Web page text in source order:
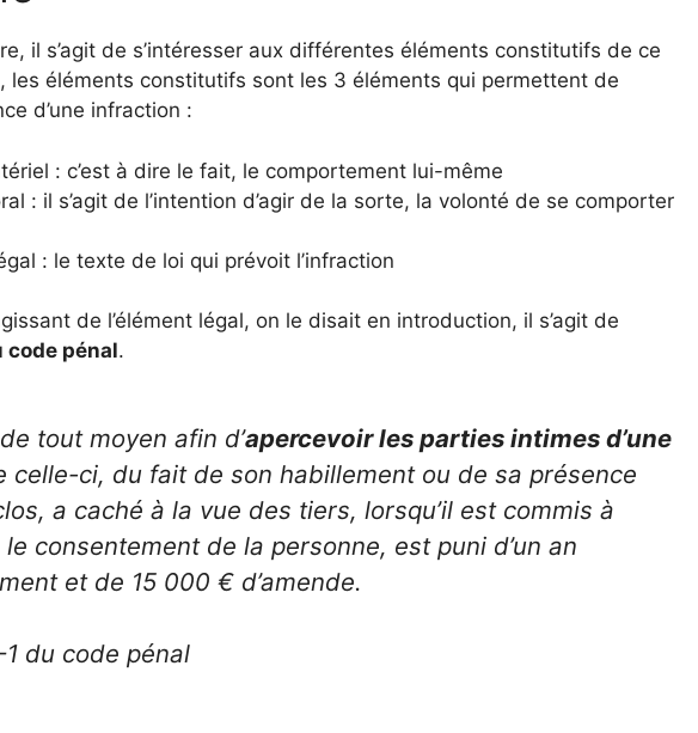
il s’agit de s’intéresser aux différentes éléments constitutifs de ce
, les éléments constitutifs sont les 3 éléments qui permettent de
d’une infraction :
: c’est à dire le fait, le comportement lui-même
: il s’agit de l’intention d’agir de la sorte, la volonté de se comporter
: le texte de loi qui prévoit l’infraction
de l’élément légal, on le disait en introduction, il s’agit de
pénal.
tout moyen afin d’apercevoir les parties intimes d’une
celle-ci, du fait de son habillement ou de sa présence
a caché à la vue des tiers, lorsqu’il est commis à
le consentement de la personne, est puni d’un an
et de 15 000 € d’amende.
du code pénal